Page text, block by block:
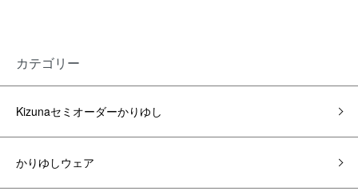
カテゴリー
Kizunaセミオーダーかりゆし
かりゆしウェア